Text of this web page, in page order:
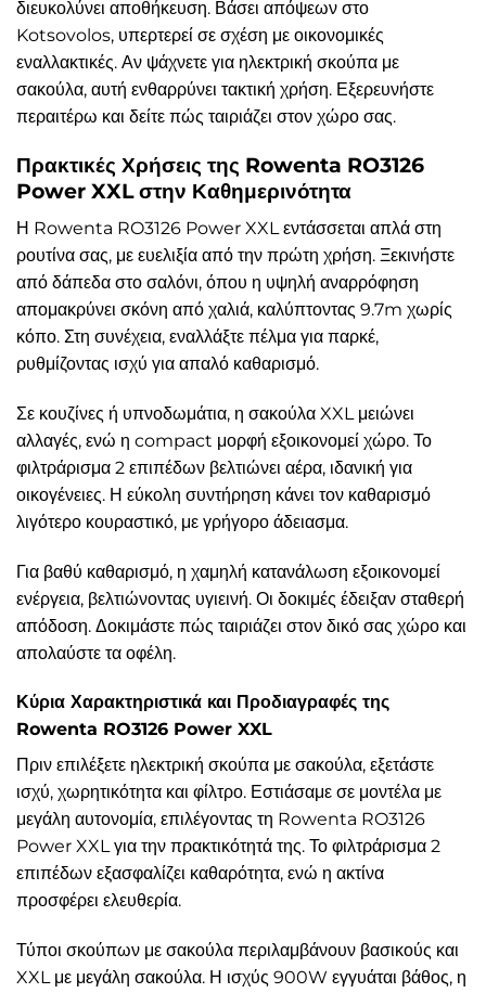
διευκολύνει αποθήκευση. Βάσει απόψεων στο
Kotsovolos, υπερτερεί σε σχέση με οικονομικές
εναλλακτικές. Αν ψάχνετε για ηλεκτρική σκούπα με
σακούλα, αυτή ενθαρρύνει τακτική χρήση. Εξερευνήστε
περαιτέρω και δείτε πώς ταιριάζει στον χώρο σας.
Πρακτικές Χρήσεις της Rowenta RO3126
Power XXL στην Καθημερινότητα
Η Rowenta RO3126 Power XXL εντάσσεται απλά στη
ρουτίνα σας, με ευελιξία από την πρώτη χρήση. Ξεκινήστε
από δάπεδα στο σαλόνι, όπου η υψηλή αναρρόφηση
απομακρύνει σκόνη από χαλιά, καλύπτοντας 9.7m χωρίς
κόπο. Στη συνέχεια, εναλλάξτε πέλμα για παρκέ,
ρυθμίζοντας ισχύ για απαλό καθαρισμό.
Σε κουζίνες ή υπνοδωμάτια, η σακούλα XXL μειώνει
αλλαγές, ενώ η compact μορφή εξοικονομεί χώρο. Το
φιλτράρισμα 2 επιπέδων βελτιώνει αέρα, ιδανική για
οικογένειες. Η εύκολη συντήρηση κάνει τον καθαρισμό
λιγότερο κουραστικό, με γρήγορο άδειασμα.
Για βαθύ καθαρισμό, η χαμηλή κατανάλωση εξοικονομεί
ενέργεια, βελτιώνοντας υγιεινή. Οι δοκιμές έδειξαν σταθερή
απόδοση. Δοκιμάστε πώς ταιριάζει στον δικό σας χώρο και
απολαύστε τα οφέλη.
Κύρια Χαρακτηριστικά και Προδιαγραφές της
Rowenta RO3126 Power XXL
Πριν επιλέξετε ηλεκτρική σκούπα με σακούλα, εξετάστε
ισχύ, χωρητικότητα και φίλτρο. Εστιάσαμε σε μοντέλα με
μεγάλη αυτονομία, επιλέγοντας τη Rowenta RO3126
Power XXL για την πρακτικότητά της. Το φιλτράρισμα 2
επιπέδων εξασφαλίζει καθαρότητα, ενώ η ακτίνα
προσφέρει ελευθερία.
Τύποι σκούπων με σακούλα περιλαμβάνουν βασικούς και
XXL με μεγάλη σακούλα. Η ισχύς 900W εγγυάται βάθος, η